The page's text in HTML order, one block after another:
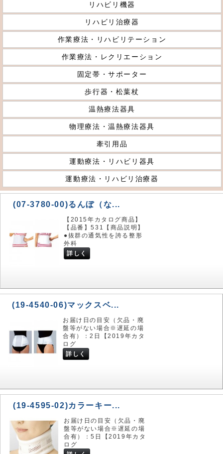
リハビリ機器
リハビリ治療器
作業療法・リハビリテーション
作業療法・レクリエーション
固定帯・サポーター
歩行器・松葉杖
温熱療法器具
物理療法・温熱療法器具
牽引用品
運動療法・リハビリ器具
運動療法・リハビリ治療器
(07-3780-00)るんぼ（な...
【2015年カタログ商品】
【品番】531【商品説明】
●抜群の通気性を誇る整形
外科
詳しく
(19-4540-06)マックスベ...
お届け日の目安（欠品・廃
盤等がない場合※遅延の場
合有）：2日【2019年カタ
ログ
詳しく
(19-4595-02)カラーキー...
お届け日の目安（欠品・廃
盤等がない場合※遅延の場
合有）：5日【2019年カタ
ログ